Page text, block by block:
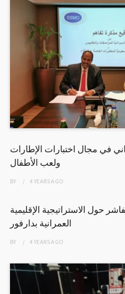
في مجال اختبارات الإطارات
ولعب الأطفال
BY 4 YEARSAGO
حول الاستراتيجية الإقليمية
العمرانية بدارفور
BY 4 YEARSAGO